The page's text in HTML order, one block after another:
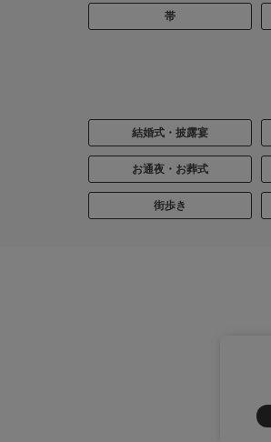
帯
結婚式・披露宴
お通夜・お葬式
街歩き